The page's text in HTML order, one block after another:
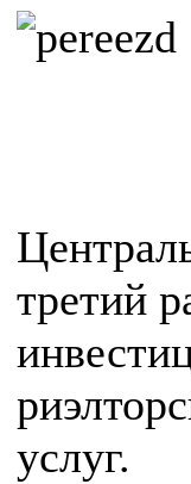
третий
услуг.